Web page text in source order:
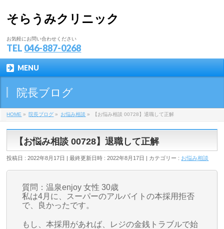
そらうみクリニック
お気軽にお問い合わせください
TEL 046-887-0268
MENU
院長ブログ
HOME » 院長ブログ » お悩み相談 » 【お悩み相談 00728】退職して正解
【お悩み相談 00728】退職して正解
投稿日 : 2022年8月17日 最終更新日時 : 2022年8月17日 カテゴリー : お悩み相談
質問：温泉enjoy 女性 30歳
私は4月に、スーパーのアルバイトの本採用拒否
で、良かったです。
もし、本採用があれば、レジの金銭トラブルで始